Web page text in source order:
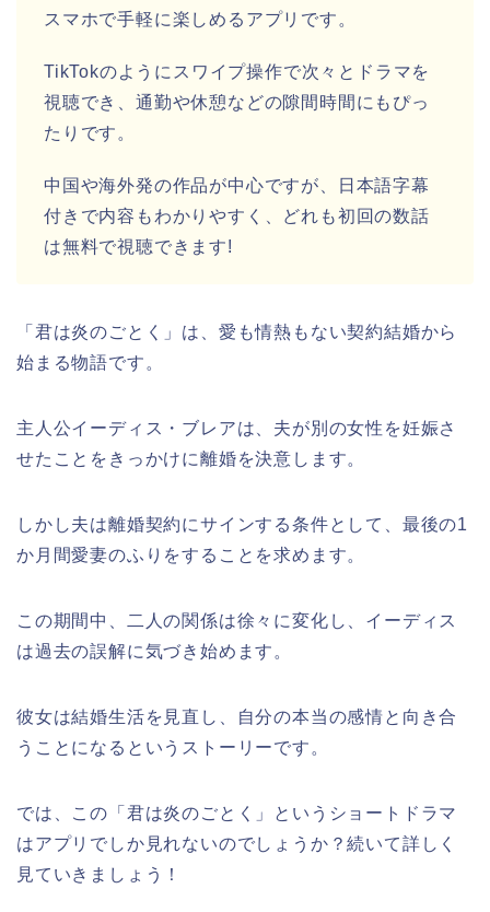
スマホで手軽に楽しめるアプリです。
TikTokのようにスワイプ操作で次々とドラマを
視聴でき、通勤や休憩などの隙間時間にもぴっ
たりです。
中国や海外発の作品が中心ですが、日本語字幕
付きで内容もわかりやすく、どれも初回の数話
は無料で視聴できます!
「君は炎のごとく」は、愛も情熱もない契約結婚から
始まる物語です。
主人公イーディス・ブレアは、夫が別の女性を妊娠さ
せたことをきっかけに離婚を決意します。
しかし夫は離婚契約にサインする条件として、最後の1
か月間愛妻のふりをすることを求めます。
この期間中、二人の関係は徐々に変化し、イーディス
は過去の誤解に気づき始めます。
彼女は結婚生活を見直し、自分の本当の感情と向き合
うことになるというストーリーです。
では、この 「君は炎のごとく」
というショートドラマ
はアプリでしか見れないのでしょうか？続いて詳しく
見ていきましょう！